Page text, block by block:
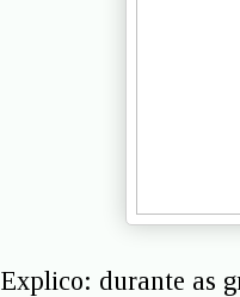
Explico: durante as